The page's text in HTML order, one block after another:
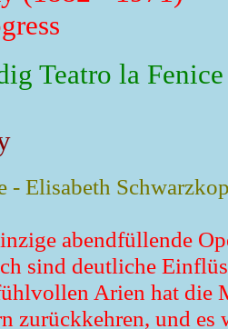
Teatro la Fenice
- Elisabeth
abendfüllende
sind deutliche
Arien hat die
zurückkehren, und